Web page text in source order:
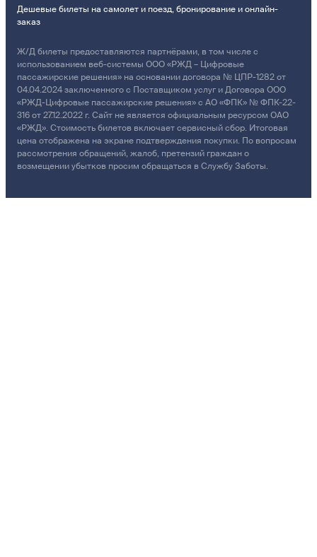
Дешевые билеты на самолет и поезд, бронирование и онлайн-
заказ
Ж/Д билеты предоставляются партнёрами, в том числе с
использованием веб-системы ООО «РЖД – Цифровые
пассажирские решения» на основании договора № ЦПР-1282 от
04.04.2024 заключенного с Поставщиком услуг и Договора ООО
«РЖД-Цифровые пассажирские решения» с АО «ФПК» № ФПК-22-
316 от 27.12.2022 г. Сайт не является официальным ресурсом ОАО
«РЖД». Стоимость билетов включает сервисный сбор. Итоговая
цена отображена на экране подтверждения покупки. По вопросам
рассмотрения обращений, жалоб, претензий граждан о
возмещении убытков просим обращаться в Службу Заботы.